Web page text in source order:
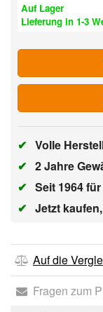
Auf Lager
Lieferung in 1-3
✔ Volle
✔ 2 Jahre
✔ Seit 1964
✔ Jetzt
Auf die
Fragen zum